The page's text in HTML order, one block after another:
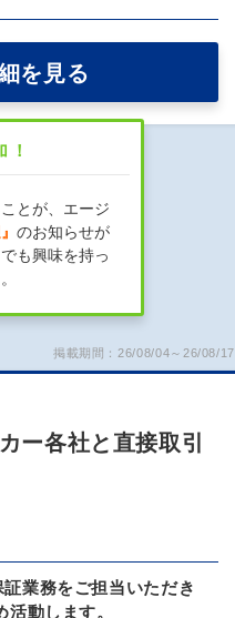
を見る
とが、エージ
のお知らせが
も興味を持っ
掲載期間：26/08/04～26/08/17
ー各社と直接取引
業務をご担当いただき
動します。